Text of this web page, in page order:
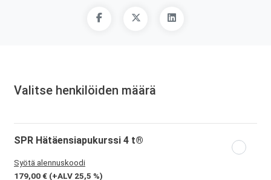
Valitse henkilöiden määrä
SPR Hätäensiapukurssi 4 t®
Syötä alennuskoodi
179,00 € (+ALV 25,5 %)